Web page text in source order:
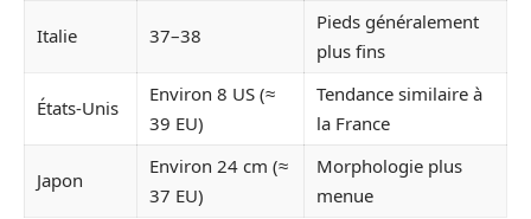
Italie 37–38
Pieds généralement
plus fins
États-Unis
Environ 8 US (≈
39 EU)
Tendance similaire à
la France
Japon
Environ 24 cm (≈
37 EU)
Morphologie plus
menue